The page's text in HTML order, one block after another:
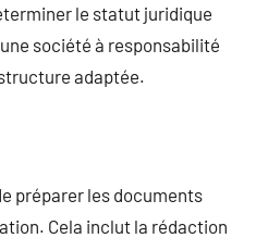
le statut juridique
société à responsabilité
adaptée.
préparer les documents
Cela inclut la rédaction